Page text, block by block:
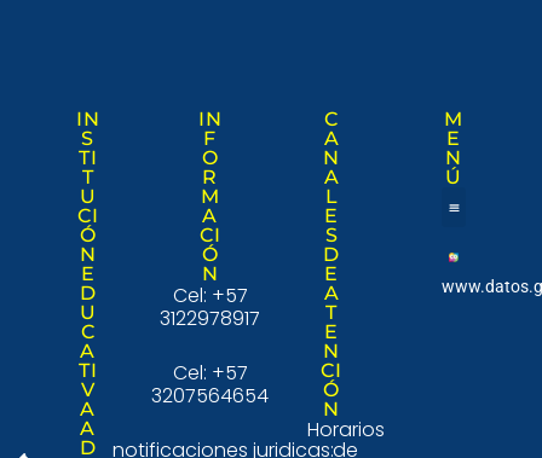
IN
S
TI
T
U
CI
Ó
N
E
D
U
C
A
TI
V
A
A
D
IN
F
O
R
M
A
CI
Ó
N
Cel: +57
3122978917
Cel: +57
3207564654
notificaciones juridicas:
C
A
N
A
L
E
S
D
E
A
T
E
N
CI
Ó
N
Horarios
de
M
E
N
Ú